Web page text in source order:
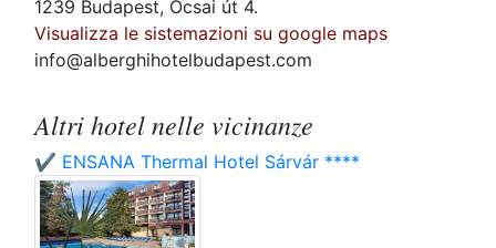
1239 Budapest, Ócsai út 4.
Visualizza le sistemazioni su google maps
info@alberghihotelbudapest.com
Altri hotel nelle vicinanze
✔️ ENSANA Thermal Hotel Sárvár ****